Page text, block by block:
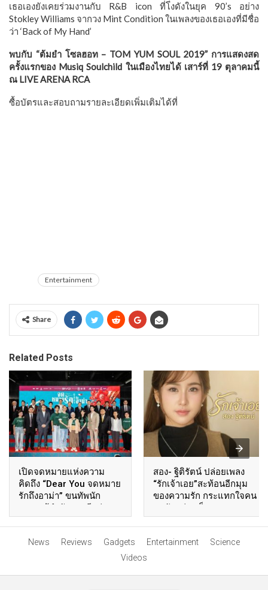
เธอเองยังเคยร่วมงานกับ R&B icon ที่โ่งดังในยุค 90’s อย่าง
Stokley Williams จากวง Mint Condition ในเพลงของเธอเองที่มีชื่อ
ว่า ‘Back of My Hand’
พบกับ “ต้มยำ โซลฮอท – TOM YUM SOUL 2019” การแสดงสด
ครั้งแรกของ Musiq Soulchild ในเมืองไทยได้ เสาร์ที่ 19 ตุลาคมนี้
ณ LIVE ARENA RCA
ซื้อบัตรและสอบถามรายละเอียดเพิ่มเติมได้ที่
Entertainment
Share
Related Posts
เปิดจดหมายแห่งความ
คิดถึง “Dear You จดหมาย
รักถึงอาม่า” ขนทัพนัก
แสดง-ผู้กำกับชาวจีนร่วม
เดินพรมแดง ตอกย้ำกระแส
แฟนหนังชาวไทย พร้อมให้
สอง- ฐิติรัตน์ ปล่อยเพลง
“รักเจ้าเอย”สะท้อนอีกมุม
ของความรัก กระแทกใจคน
อกหักอย่างเต็มๆ
News Reviews Gadgets Entertainment
Science
Videos